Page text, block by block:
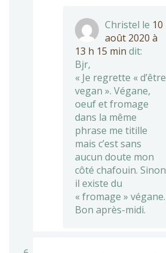
Christel le 10
août 2020 à
13 h 15 min dit:
Bjr,
« Je regrette « d’être
vegan ». Végane,
oeuf et fromage
dans la même
phrase me titille
mais c’est sans
aucun doute mon
côté chafouin. Sinon
il existe du
« fromage » végane.
Bon après-midi.